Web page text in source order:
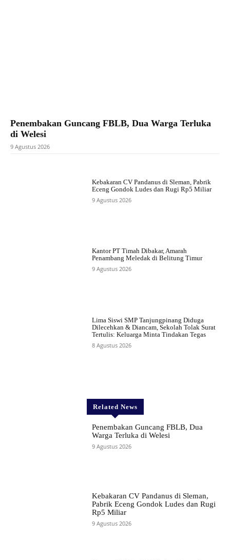
Penembakan Guncang FBLB, Dua Warga Terluka
di Welesi
9 Agustus 2026
Kebakaran CV Pandanus di Sleman, Pabrik
Eceng Gondok Ludes dan Rugi Rp5 Miliar
9 Agustus 2026
Kantor PT Timah Dibakar, Amarah
Penambang Meledak di Belitung Timur
9 Agustus 2026
Lima Siswi SMP Tanjungpinang Diduga
Dilecehkan & Diancam, Sekolah Tolak Surat
Tertulis: Keluarga Minta Tindakan Tegas
8 Agustus 2026
Related News
Penembakan Guncang FBLB, Dua
Warga Terluka di Welesi
9 Agustus 2026
Kebakaran CV Pandanus di Sleman,
Pabrik Eceng Gondok Ludes dan Rugi
Rp5 Miliar
9 Agustus 2026